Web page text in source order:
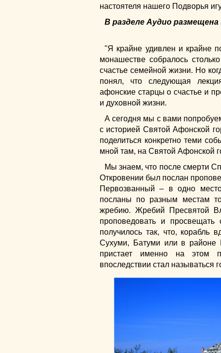
настоятеля нашего Подворья
В разделе Аудио
"Я крайне удивлен и крайне
монашестве собралось
счастье семейной жизни. Но
понял, что следующая
афонские старцы о счастье и
и духовной жизни.
А сегодня мы с вами
с историей Святой Афонской
поделиться конкретно теми
мной там, на Святой Афонской
Мы знаем, что после смерти
Откровении был послан
Первозванный – в одно
посланы по разным местам
жребию. Жребий Пресвятой
проповедовать и
получилось так, что, корабль
Сухуми, Батуми или в
пристает именно на этом
впоследствии стал называться